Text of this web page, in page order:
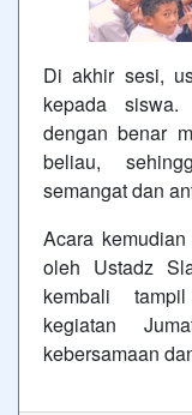
Di akhir sesi,
kepada
dengan benar
beliau,
semangat dan
Acara
oleh Ustadz
kembali
kegiatan
kebersamaan